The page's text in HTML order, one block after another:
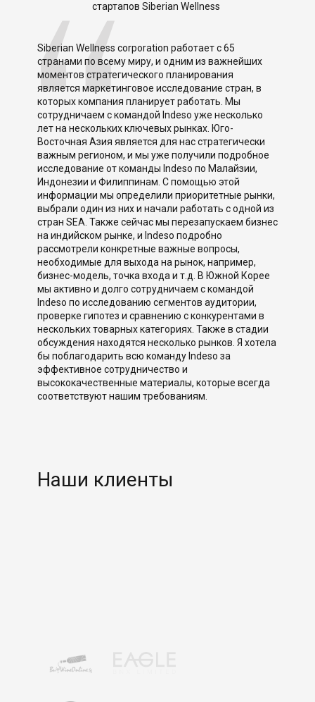
стартапов Siberian Wellness
Siberian Wellness corporation работает с 65
странами по всему миру, и одним из важнейших
моментов стратегического планирования
является маркетинговое исследование стран, в
которых компания планирует работать. Мы
сотрудничаем с командой Indeso уже несколько
лет на нескольких ключевых рынках. Юго-
Восточная Азия является для нас стратегически
важным регионом, и мы уже получили подробное
исследование от команды Indeso по Малайзии,
Индонезии и Филиппинам. С помощью этой
информации мы определили приоритетные рынки,
выбрали один из них и начали работать с одной из
стран SEA. Также сейчас мы перезапускаем бизнес
на индийском рынке, и Indeso подробно
рассмотрели конкретные важные вопросы,
необходимые для выхода на рынок, например,
бизнес-модель, точка входа и т.д. В Южной Корее
мы активно и долго сотрудничаем с командой
Indeso по исследованию сегментов аудитории,
проверке гипотез и сравнению с конкурентами в
нескольких товарных категориях. Также в стадии
обсуждения находятся несколько рынков. Я хотела
бы поблагодарить всю команду Indeso за
эффективное сотрудничество и
высококачественные материалы, которые всегда
соответствуют нашим требованиям.
Наши клиенты